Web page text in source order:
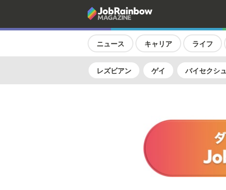
ニュース キャリア ライフ
レズビアン ゲイ バイセクシ